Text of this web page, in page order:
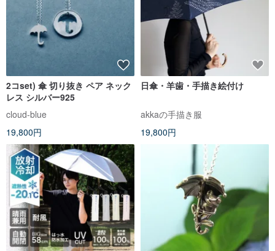
2コset) 傘 切り抜き ペア ネック
レス シルバー925
cloud-blue
19,800円
日傘・羊歯・手描き絵付け
akkaの手描き服
19,800円